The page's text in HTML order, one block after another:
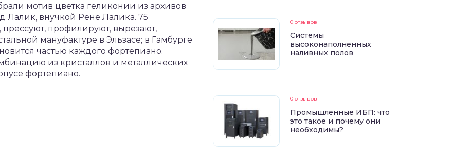
мотив цветка геликонии из архивов
внучкой Рене Лалика. 75
профилируют, вырезают,
мануфактуре в Эльзасе; в Гамбурге
частью каждого фортепиано.
из кристаллов и металлических
фортепиано.
0 отзывов
Системы
высоконаполненных
наливных полов
0 отзывов
Промышленные ИБП: что
это такое и почему они
необходимы?